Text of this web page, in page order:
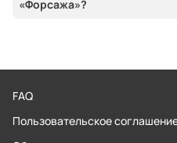
«Форсажа»?
FAQ
Пользовательское